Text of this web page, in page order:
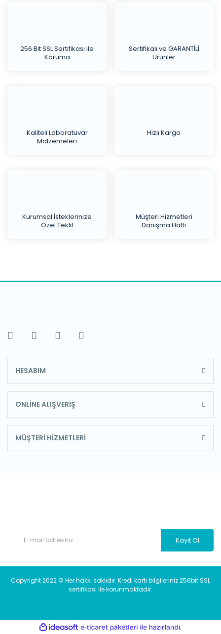
256 Bit SSL Sertifikası ile
Koruma
Sertifikalı ve GARANTİLİ
Ürünler
Kaliteli Laboratuvar
Malzemeleri
Hızlı Kargo
Kurumsal İsteklerinize
Özel Teklif
Müşteri Hizmetleri
Danışma Hattı
HESABIM
ONLİNE ALIŞVERİŞ
MÜŞTERİ HİZMETLERİ
Kayıt Ol
Copyright 2022 © Her hakkı saklıdır. Kredi kartı bilgileriniz 256bit SSL
sertifikası ile korunmaktadır.
ideasoft
e-